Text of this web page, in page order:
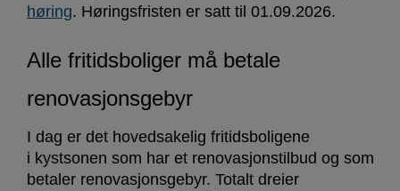
høring. Høringsfristen er satt til 01.09.2026.
Alle fritidsboliger må betale
renovasjonsgebyr
I dag er det hovedsakelig fritidsboligene
i kystsonen som har et renovasjonstilbud og som
betaler renovasjonsgebyr. Totalt dreier